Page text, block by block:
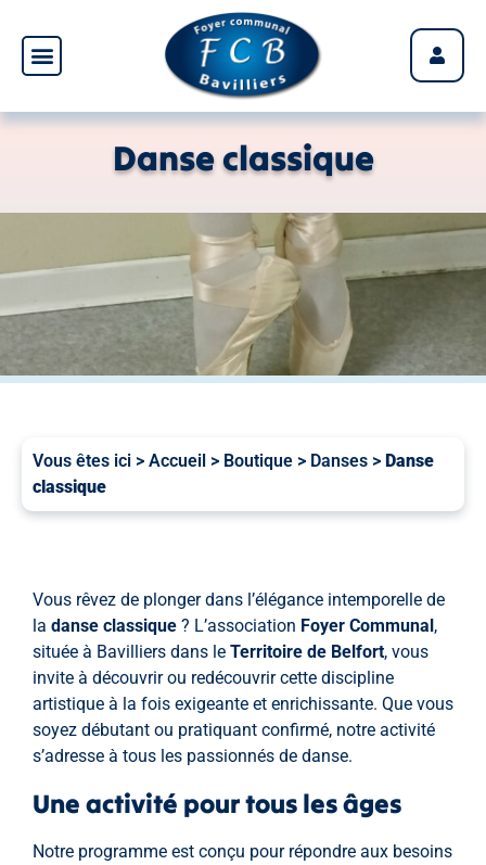
Danse classique
Vous êtes ici > Accueil > Boutique > Danses > Danse
classique
Vous rêvez de plonger dans l’élégance intemporelle de
la danse classique ? L’association Foyer Communal,
située à Bavilliers dans le Territoire de Belfort, vous
invite à découvrir ou redécouvrir cette discipline
artistique à la fois exigeante et enrichissante. Que vous
soyez débutant ou pratiquant confirmé, notre activité
s’adresse à tous les passionnés de danse.
Une activité pour tous les âges
Notre programme est conçu pour répondre aux besoins
Panneau de gestion des cookies